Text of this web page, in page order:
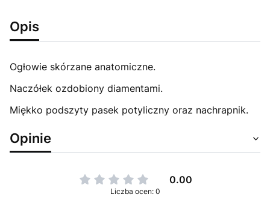
Opis
Ogłowie skórzane anatomiczne.
Naczółek ozdobiony diamentami.
Miękko podszyty pasek potyliczny oraz nachrapnik.
Opinie
0.00
Liczba ocen: 0